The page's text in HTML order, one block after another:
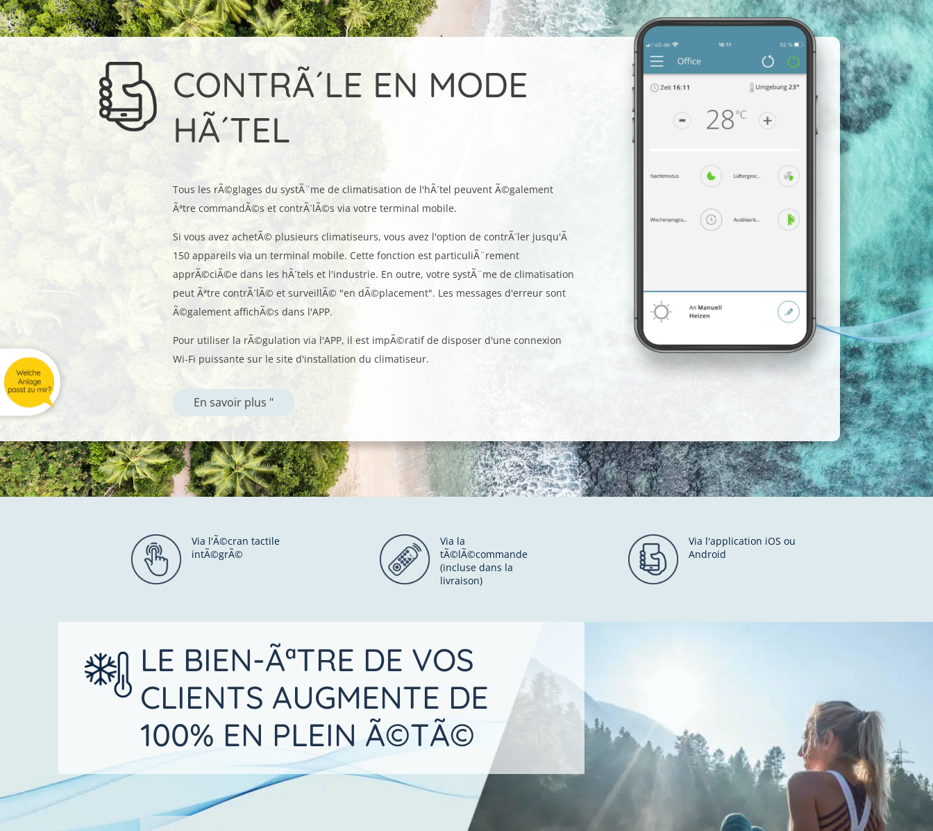
CONTRÃ´LE EN MODE
HÃ´TEL
Tous les rÃ©glages du systÃ¨me de climatisation de l'hÃ´tel peuvent Ã©galement
Ãªtre commandÃ©s et contrÃ´lÃ©s via votre terminal mobile.
Si vous avez achetÃ© plusieurs climatiseurs, vous avez l'option de contrÃ´ler jusqu'Ã
150 appareils via un terminal mobile. Cette fonction est particuliÃ¨rement
apprÃ©ciÃ©e dans les hÃ´tels et l'industrie. En outre, votre systÃ¨me de climatisation
peut Ãªtre contrÃ´lÃ© et surveillÃ© "en dÃ©placement". Les messages d'erreur sont
Ã©galement affichÃ©s dans l'APP.
Pour utiliser la rÃ©gulation via l'APP, il est impÃ©ratif de disposer d'une connexion
Wi-Fi puissante sur le site d'installation du climatiseur.
En savoir plus "
Via l'Ã©cran tactile
intÃ©grÃ©
Via la
tÃ©lÃ©commande
(incluse dans la
livraison)
Via l'application iOS ou
Android
LE BIEN-ÃªTRE DE VOS
CLIENTS AUGMENTE DE
100% EN PLEIN Ã©TÃ©